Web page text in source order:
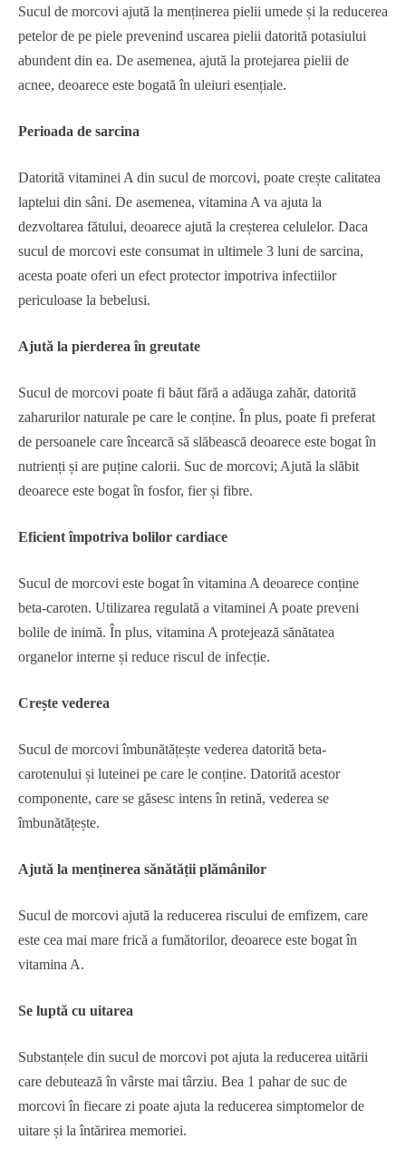
Sucul de morcovi ajută la menținerea pielii umede și la reducerea
petelor de pe piele prevenind uscarea pielii datorită potasiului
abundent din ea. De asemenea, ajută la protejarea pielii de
acnee, deoarece este bogată în uleiuri esențiale.
Perioada de sarcina
Datorită vitaminei A din sucul de morcovi, poate crește calitatea
laptelui din sâni. De asemenea, vitamina A va ajuta la
dezvoltarea fătului, deoarece ajută la creșterea celulelor. Daca
sucul de morcovi este consumat in ultimele 3 luni de sarcina,
acesta poate oferi un efect protector impotriva infectiilor
periculoase la bebelusi.
Ajută la pierderea în greutate
Sucul de morcovi poate fi băut fără a adăuga zahăr, datorită
zaharurilor naturale pe care le conține. În plus, poate fi preferat
de persoanele care încearcă să slăbească deoarece este bogat în
nutrienți și are puține calorii. Suc de morcovi; Ajută la slăbit
deoarece este bogat în fosfor, fier și fibre.
Eficient împotriva bolilor cardiace
Sucul de morcovi este bogat în vitamina A deoarece conține
beta-caroten. Utilizarea regulată a vitaminei A poate preveni
bolile de inimă. În plus, vitamina A protejează sănătatea
organelor interne și reduce riscul de infecție.
Crește vederea
Sucul de morcovi îmbunătățește vederea datorită beta-
carotenului și luteinei pe care le conține. Datorită acestor
componente, care se găsesc intens în retină, vederea se
îmbunătățește.
Ajută la menținerea sănătății plămânilor
Sucul de morcovi ajută la reducerea riscului de emfizem, care
este cea mai mare frică a fumătorilor, deoarece este bogat în
vitamina A.
Se luptă cu uitarea
Substanțele din sucul de morcovi pot ajuta la reducerea uitării
care debutează în vârste mai târziu. Bea 1 pahar de suc de
morcovi în fiecare zi poate ajuta la reducerea simptomelor de
uitare și la întărirea memoriei.